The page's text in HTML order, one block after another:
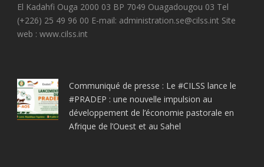
El Kadahfi Ouga 2000 03 BP 7049 Ouagadougou 03 Tel
(+226) 25 49 96 00 E-mail: administration.se@cilss.int Site
web : www.cilss.int
Communiqué de presse : Le #CILSS lance le
#PRADEP : une nouvelle impulsion au
développement de l’économie pastorale en
Afrique de l’Ouest et au Sahel